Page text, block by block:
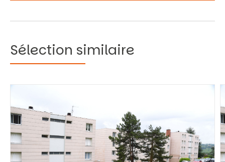
Vous recherchez&nbsp;:
Sélection similaire